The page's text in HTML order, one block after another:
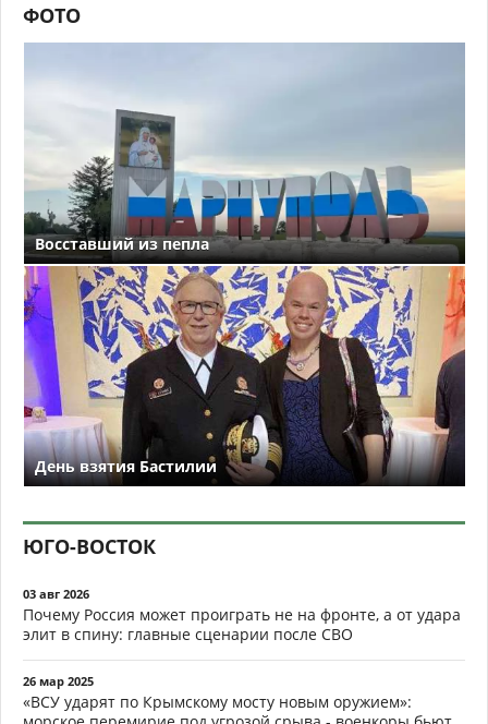
ФОТО
Восставший из пепла
День взятия Бастилии
ЮГО-ВОСТОК
03 авг 2026
Почему Россия может проиграть не на фронте, а от удара
элит в спину: главные сценарии после СВО
26 мар 2025
«ВСУ ударят по Крымскому мосту новым оружием»: